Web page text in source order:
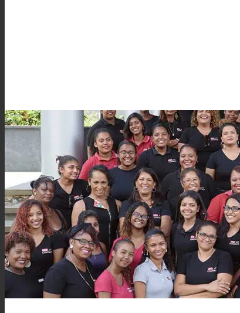
Pourquoi Choisir ProContact ?